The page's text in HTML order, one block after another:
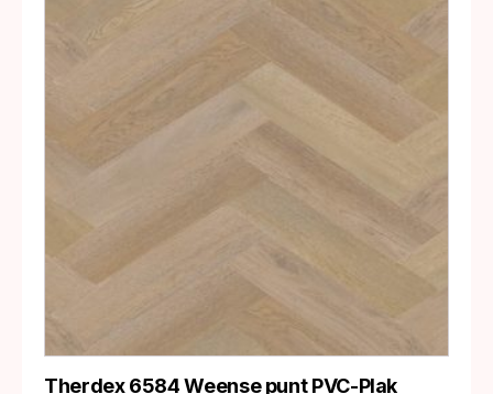
Therdex 6584 Weense punt PVC-Plak